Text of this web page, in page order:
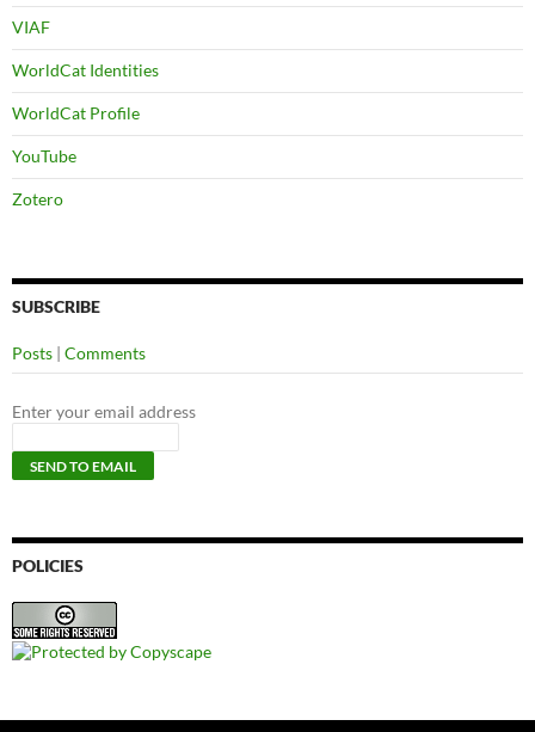
VIAF
WorldCat Identities
WorldCat Profile
YouTube
Zotero
SUBSCRIBE
Posts | Comments
Enter your email address
POLICIES